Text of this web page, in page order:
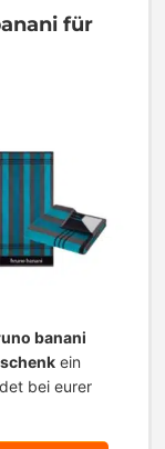
für
banani
ein
bei eurer